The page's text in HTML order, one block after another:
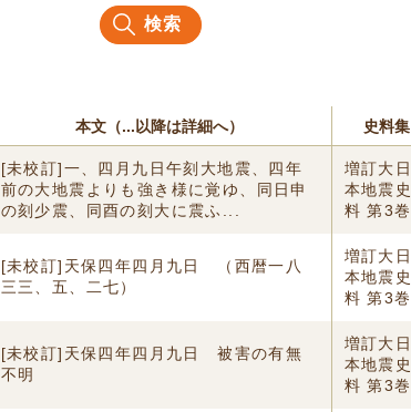
検索
本文（...以降は詳細へ） 史料集
[未校訂]一、四月九日午刻大地震、四年
前の大地震よりも強き様に覚ゆ、同日申
の刻少震、同酉の刻大に震ふ...
増訂大日
本地震史
料 第3巻
[未校訂]天保四年四月九日 （西暦一八
三三、五、二七）
増訂大日
本地震史
料 第3巻
[未校訂]天保四年四月九日 被害の有無
不明
増訂大日
本地震史
料 第3巻